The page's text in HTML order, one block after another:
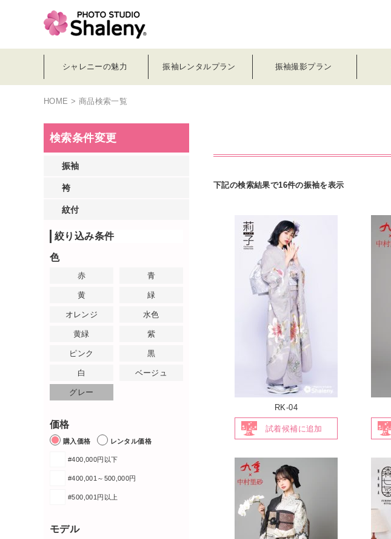
シャレニーの魅力 振袖レンタルプラン 振袖撮影プラン
HOME > 商品検索一覧
下記の検索結果で16件の振袖を表示
RK-04
試着候補に追加
検索条件変更
振袖
袴
紋付
絞り込み条件
色
赤 青
黄 緑
オレンジ 水色
黄緑 紫
ピンク 黒
白 ベージュ
グレー
価格
購入価格 レンタル価格
#400,000円以下
#400,001～500,000円
#500,001円以上
モデル